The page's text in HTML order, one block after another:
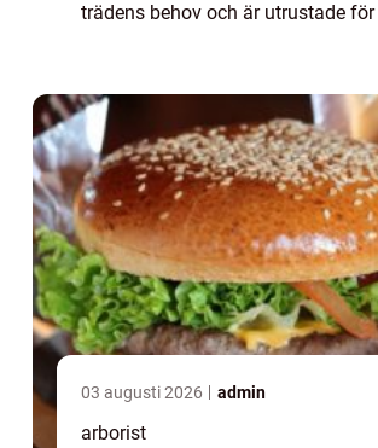
trädens behov och är utrustade
03 augusti 2026 admin
arborist